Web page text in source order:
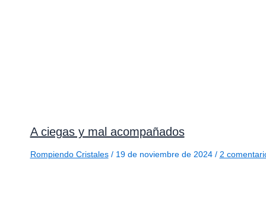
A ciegas y mal acompañados
Rompiendo Cristales/ 19 de noviembre de 2024 / 2